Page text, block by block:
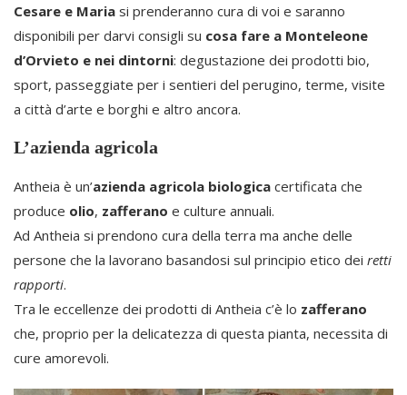
Cesare e Maria si prenderanno cura di voi e saranno
disponibili per darvi consigli su cosa fare a Monteleone
d’Orvieto e nei dintorni: degustazione dei prodotti bio,
sport, passeggiate per i sentieri del perugino, terme, visite
a città d’arte e borghi e altro ancora.
L’azienda agricola
Antheia è un’azienda agricola biologica certificata che
produce olio, zafferano e culture annuali.
Ad Antheia si prendono cura della terra ma anche delle
persone che la lavorano basandosi sul principio etico dei retti
rapporti.
Tra le eccellenze dei prodotti di Antheia c’è lo zafferano
che, proprio per la delicatezza di questa pianta, necessita di
cure amorevoli.